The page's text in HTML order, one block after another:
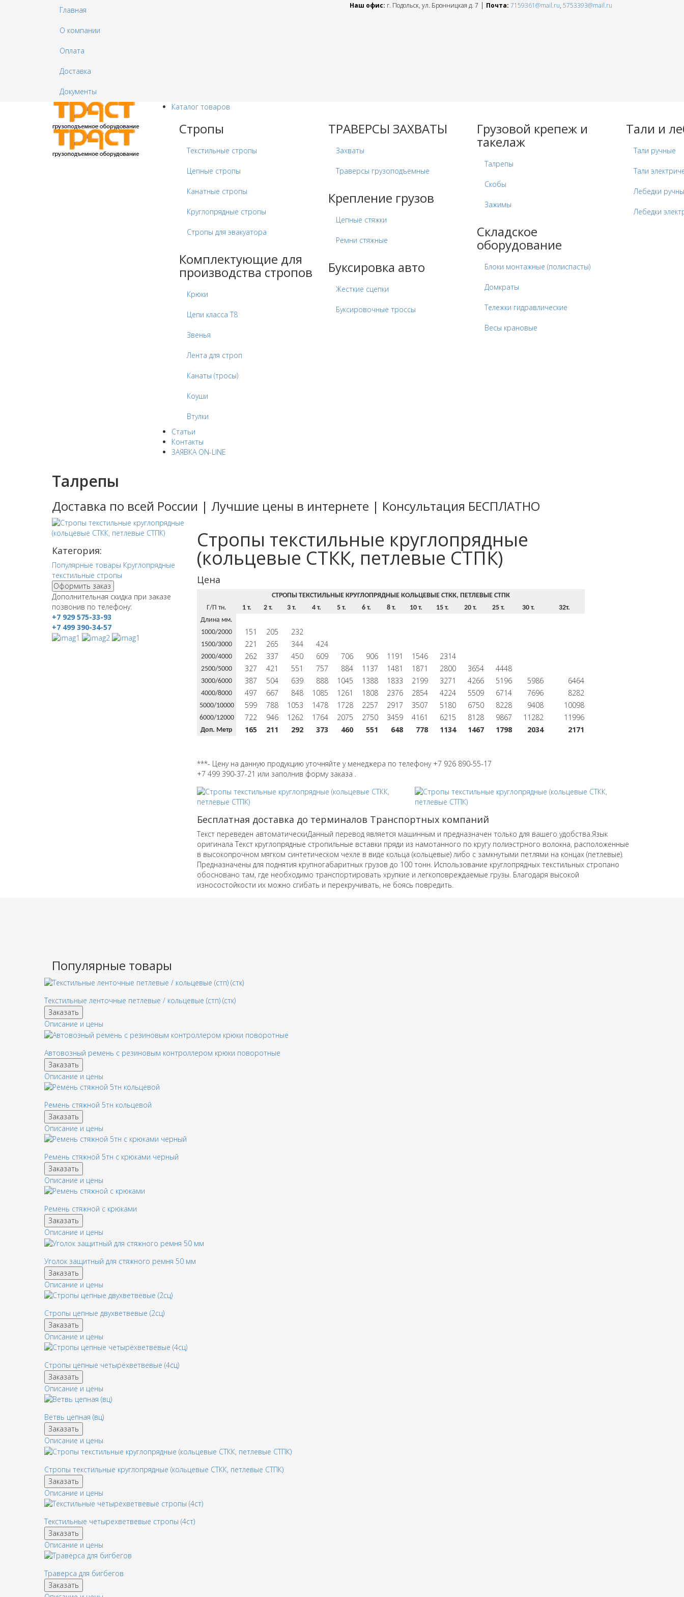
Главная
О компании
Оплата
Доставка
Документы
Наш офис: г. Подольск, ул. Бронницкая д. 7 | Почта: 7159361@mail.ru, 5753393@mail.ru
Каталог товаров
Стропы
Текстильные стропы
Цепные стропы
Канатные стропы
Круглопрядные стропы
Стропы для эвакуатора
Комплектующие для
производства стропов
Крюки
Цепи класса Т8
Звенья
Лента для строп
Канаты (тросы)
Коуши
Втулки
ТРАВЕРСЫ ЗАХВАТЫ
Захваты
Траверсы грузоподъемные
Крепление грузов
Цепные стяжки
Ремни стяжные
Буксировка авто
Жесткие сцепки
Буксировочные троссы
Грузовой крепеж и
такелаж
Талрепы
Скобы
Зажимы
Складское
оборудование
Блоки монтажные (полиспасты)
Домкраты
Тележки гидравлические
Весы крановые
Тали и
Тали ручные
Тали
Лебедки
Лебедки
Статьи
Контакты
ЗАЯВКА ON-LINE
Талрепы
Доставка по всей России | Лучшие цены в интернете | Консультация БЕСПЛАТНО
Категория:
Популярные товары Круглопрядные
текстильные стропы
Оформить заказ
Дополнительная скидка при заказе
позвонив по телефону:
+7 929 575-33-93
+7 499 390-34-57
Стропы текстильные круглопрядные
(кольцевые СТКК, петлевые СТПК)
Цена
СТРОПЫ ТЕКСТИЛЬНЫЕ КРУГЛОПРЯДНЫЕ КОЛЬЦЕВЫЕ СТКК, ПЕТЛЕВЫЕ СТПК
Г/П тн.
1 т. 2 т. 3 т. 4 т. 5 т. 6 т. 8 т. 10 т. 15 т. 20 т. 25 т. 30 т.
32т.
Длина мм.
1000/2000
151 205 232
1500/3000 221 265 344 424
2000/4000 262 337 450 609 706 906 1191 1546 2314
2500/5000 327 421 551 757 884 1137 1481 1871 2800 3654 4448
3000/6000 387 504 639 888 1045 1388 1833 2199 3271 4266 5196 5986 6464
4000/8000 497 667 848 1085 1261 1808 2376 2854 4224 5509 6714 7696 8282
5000/10000 599 788 1053 1478 1728 2257 2917 3507 5180 6750 8228 9408 10098
6000/12000 722 946 1262 1764 2075 2750 3459 4161 6215 8128 9867 11282 11996
Доп. Метр 165 211 292 373 460 551 648 778 1134 1467 1798 2034 2171
***- Цену на данную продукцию уточняйте у менеджера по телефону +7 926 890-55-17
+7 499 390-37-21 или заполнив форму заказа .
Бесплатная доставка до терминалов Транспортных компаний
Текст переведен автоматическиДанный перевод является машинным и предназначен только для вашего удобства.Язык
оригинала Текст круглопрядные стропильные вставки пряди из намотанного по кругу полиэстрного волокна, расположенные
в высокопрочном мягком синтетическом чехле в виде кольца (кольцевые) либо с замкнутыми петлями на концах (петлевые).
Предназначены для поднятия крупногабаритных грузов до 100 тонн. Использование круглопрядных текстильных стропано
обосновано там, где необходимо транспортировать хрупкие и легкоповреждаемые грузы. Благодаря высокой
износостойкости их можно сгибать и перекручивать, не боясь повредить.
Популярные товары
Текстильные ленточные петлевые / кольцевые (стп) (стк)
Заказать
Описание и цены
Автовозный ремень с резиновым контроллером крюки поворотные
Заказать
Описание и цены
Ремень стяжной 5тн кольцевой
Заказать
Описание и цены
Ремень стяжной 5тн с крюками черный
Заказать
Описание и цены
Ремень стяжной с крюками
Заказать
Описание и цены
Уголок защитный для стяжного ремня 50 мм
Заказать
Описание и цены
Стропы цепные двухветвевые (2сц)
Заказать
Описание и цены
Стропы цепные четырёхветвевые (4сц)
Заказать
Описание и цены
Ветвь цепная (вц)
Заказать
Описание и цены
Стропы текстильные круглопрядные (кольцевые СТКК, петлевые СТПК)
Заказать
Описание и цены
Текстильные четырехветвевые стропы (4ст)
Заказать
Описание и цены
Траверса для бигбегов
Заказать